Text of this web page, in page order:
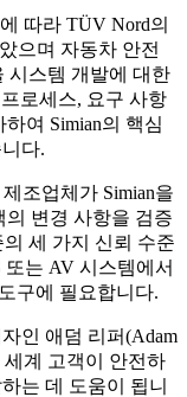
따라 TÜV Nord의
으며 자동차 안전
시스템 개발에 대한
로세스, 요구 사항
여 Simian의 핵심
다.
조업체가 Simian을
변경 사항을 검증
세 가지 신뢰 수준
는 AV 시스템에서
구에 필요합니다.
인 애덤 리퍼(Adam
세계 고객이 안전하
는 데 도움이 됩니